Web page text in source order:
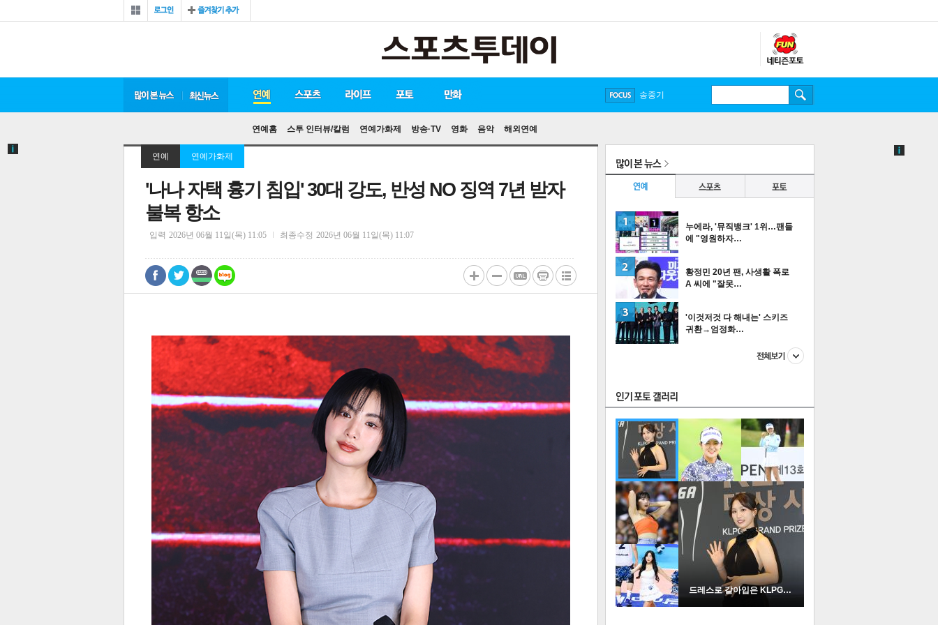
로그 즐겨찾기
많이 본 뉴스 최신 뉴스 연예
연예홈 스투 인터뷰/칼럼 연예가화제 방송·TV 영화 음악 해외연예
스포츠 라이프
FOCUS
송중기
연예 연예가화제
'나나 자택 흉기 침입' 30대 강도, 반성 NO 징역 7년 받자
불복 항소
입력 2026년 06월 11일(목) 11:05 최종수정 2026년 06월 11일(목) 11:07
페이 밴드 네이
0
텍스
많이 본 뉴스
연예
스포츠 포토
누에라, '뮤직뱅크' 1위…팬들
에 "영원하자…
2
황정민 20년 팬, 사생활 폭로
A 씨에 "잘못…
'이것저것 다 해내는' 스키즈
귀환→엄정화…
드레스로 갈아입은 KLPGA …